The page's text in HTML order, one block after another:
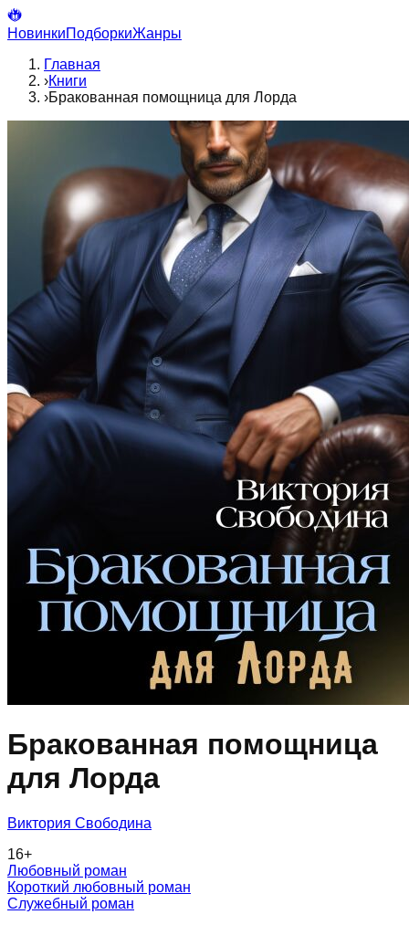
НовинкиПодборкиЖанры
Главная
›Книги
›Бракованная помощница для Лорда
Бракованная помощница
для Лорда
Виктория Свободина
16+
Любовный роман
Короткий любовный роман
Служебный роман